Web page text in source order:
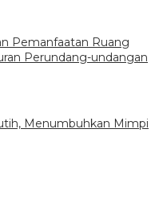
Pemanfaatan Ruang
Perundang-undangan
Menumbuhkan Mimpi